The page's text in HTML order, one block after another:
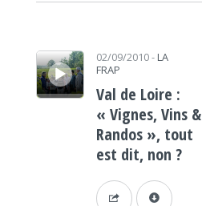
Lecteur audio 02/09/2010- LA
FRAP
Val de Loire :
« Vignes, Vins &
Randos », tout
est dit, non ?